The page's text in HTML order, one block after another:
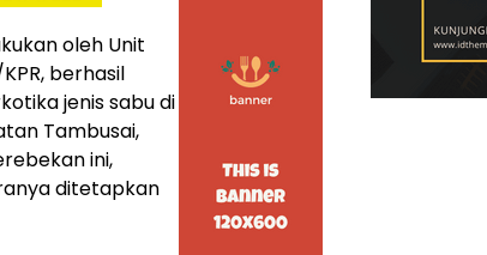
oleh Unit
berhasil
jenis sabu di
Tambusai,
ini,
ditetapkan